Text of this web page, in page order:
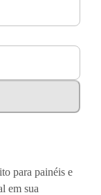
para painéis e
em sua